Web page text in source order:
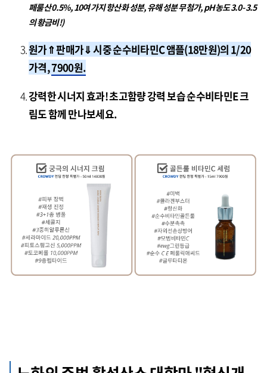
페룰산 0.5%, 10여 가지 항산화 성분, 유해 성분 무첨가, pH농도 3.0- 3.5
의 황금비!)
원가⇑ 판매가⇓ 시중 순수비타민C 앰플(18만원)의 1/20
가격,7900원.
강력한 시너지 효과! 초고함량 강력 보습 순수비타민E 크
림도 함께 만나보세요.